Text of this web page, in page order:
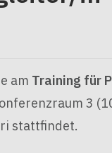
am Training für
3
stattfindet.